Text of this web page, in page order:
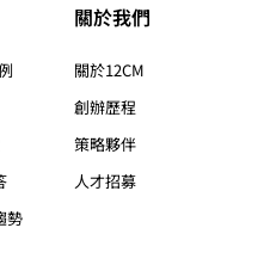
勢
關於我們​
關於12CM
創辦歷程
策略夥伴
人才招募